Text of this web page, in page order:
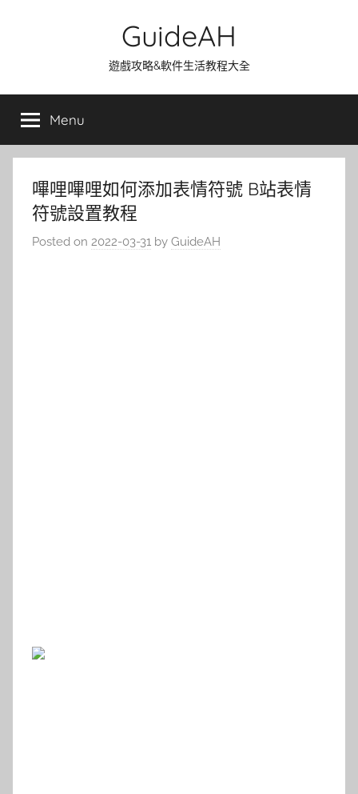
GuideAH
遊戲攻略&軟件生活教程大全
Menu
嗶哩嗶哩如何添加表情符號 B站表情
符號設置教程
Posted on 2022-03-31 by GuideAH